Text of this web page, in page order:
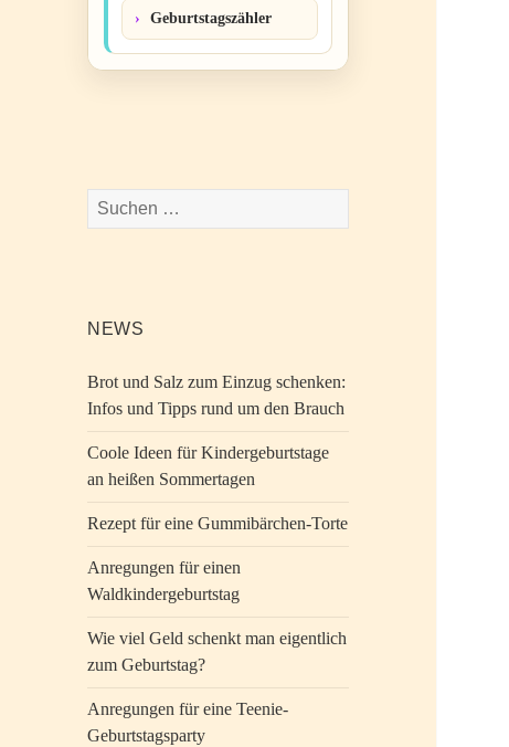
Geburtstagszähler
Suchen
nach:
NEWS
Brot und Salz zum Einzug schenken:
Infos und Tipps rund um den Brauch
Coole Ideen für Kindergeburtstage
an heißen Sommertagen
Rezept für eine Gummibärchen-Torte
Anregungen für einen
Waldkindergeburtstag
Wie viel Geld schenkt man eigentlich
zum Geburtstag?
Anregungen für eine Teenie-
Geburtstagsparty